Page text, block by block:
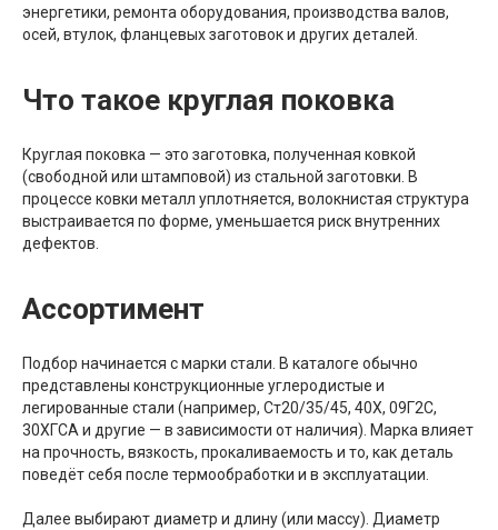
энергетики, ремонта оборудования, производства валов,
осей, втулок, фланцевых заготовок и других деталей.
Что такое круглая поковка
Круглая поковка — это заготовка, полученная ковкой
(свободной или штамповой) из стальной заготовки. В
процессе ковки металл уплотняется, волокнистая структура
выстраивается по форме, уменьшается риск внутренних
дефектов.
Ассортимент
Подбор начинается с марки стали. В каталоге обычно
представлены конструкционные углеродистые и
легированные стали (например, Ст20/35/45, 40Х, 09Г2С,
30ХГСА и другие — в зависимости от наличия). Марка влияет
на прочность, вязкость, прокаливаемость и то, как деталь
поведёт себя после термообработки и в эксплуатации.
Далее выбирают диаметр и длину (или массу). Диаметр